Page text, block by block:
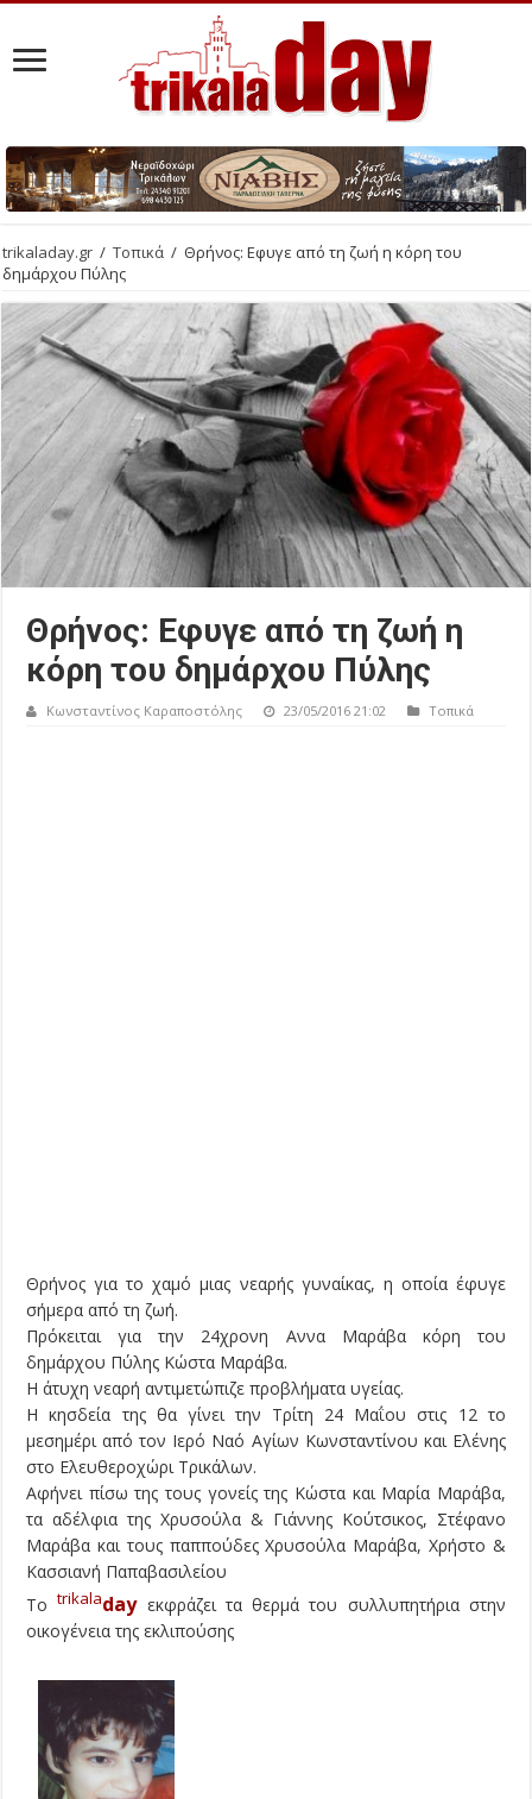
trikaladay.gr / Τοπικά / Θρήνος: Εφυγε από τη ζωή η κόρη του
δημάρχου Πύλης
Θρήνος: Εφυγε από τη ζωή η
κόρη του δημάρχου Πύλης
Κωνσταντίνος Καραποστόλης 23/05/2016 21:02 Τοπικά
Θρήνος για το χαμό μιας νεαρής γυναίκας, η οποία έφυγε
σήμερα από τη ζωή.
Πρόκειται για την 24χρονη Αννα Μαράβα κόρη του
δημάρχου Πύλης Κώστα Μαράβα.
Η άτυχη νεαρή αντιμετώπιζε προβλήματα υγείας.
Η κησδεία της θα γίνει την Τρίτη 24 Μαΐου στις 12 το
μεσημέρι από τον Ιερό Ναό Αγίων Κωνσταντίνου και Ελένης
στο Ελευθεροχώρι Τρικάλων.
Αφήνει πίσω της τους γονείς της Κώστα και Μαρία Μαράβα,
τα αδέλφια της Χρυσούλα & Γιάννης Κούτσικος, Στέφανο
Μαράβα και τους παππούδες Χρυσούλα Μαράβα, Χρήστο &
Κασσιανή Παπαβασιλείου
Τοtrikaladayεκφράζει τα θερμά του συλλυπητήρια στην
οικογένεια της εκλιπούσης